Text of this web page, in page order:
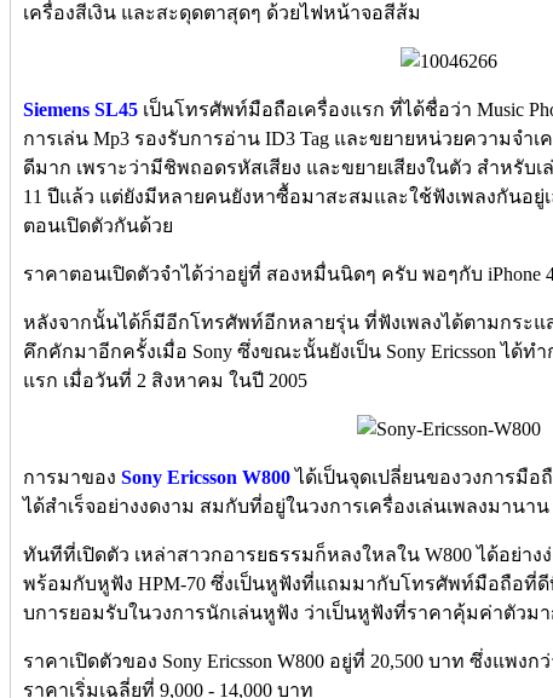
เครื่องสีเงิน และสะดุดตาสุดๆ ด้วยไฟหน้าจอสีส้ม
Siemens SL45 เป็นโทรศัพท์มือถือเครื่องแรก ที่ได้ชื่อว่า Music
การเล่น Mp3 รองรับการอ่าน ID3 Tag และขยายหน่วยความจำ
ดีมาก เพราะว่ามีชิพถอดรหัสเสียง และขยายเสียงในตัว สำหรับ
11 ปีแล้ว แต่ยังมีหลายคนยังหาซื้อมาสะสมและใช้ฟังเพลงกันอ
ตอนเปิดตัวกันด้วย
ราคาตอนเปิดตัวจำได้ว่าอยู่ที่ สองหมื่นนิดๆ ครับ พอๆกับ iPhone
หลังจากนั้นได้ก็มีอีกโทรศัพท์อีกหลายรุ่น ที่ฟังเพลงได้ตามกระแส
คึกคักมาอีกครั้งเมื่อ Sony ซึ่งขณะนั้นยังเป็น Sony Ericsson ได้ทำ
แรก เมื่อวันที่ 2 สิงหาคม ในปี 2005
การมาของ Sony Ericsson W800ได้เป็นจุดเปลี่ยนของวงการมือ
ได้สำเร็จอย่างงดงาม สมกับที่อยู่ในวงการเครื่องเล่นเพลงมานาน
ทันทีที่เปิดตัว เหล่าสาวกอารยธรรมก็หลงใหลใน W800 ได้อย่าง
พร้อมกับหูฟัง HPM-70 ซึ่งเป็นหูฟังที่แถมมากับโทรศัพท์มือถือที่
บการยอมรับในวงการนักเล่นหูฟัง ว่าเป็นหูฟังที่ราคาคุ้มค่าตัวมา
ราคาเปิดตัวของ Sony Ericsson W800 อยู่ที่ 20,500 บาท ซึ่งแพ
ราคาเริ่มเฉลี่ยที่ 9,000 - 14,000 บาท